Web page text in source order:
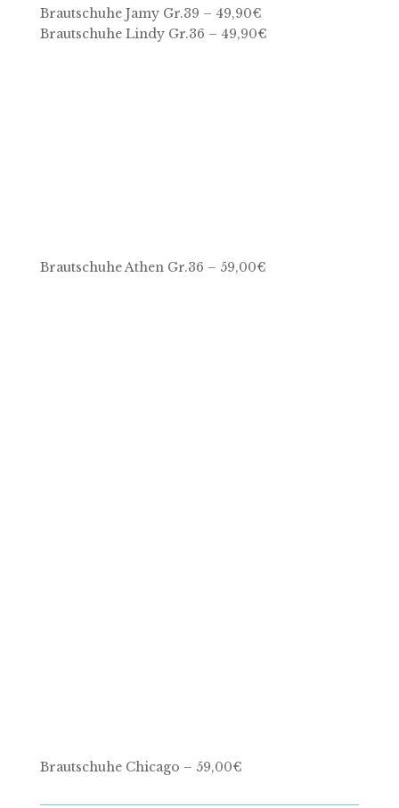
Brautschuhe Jamy Gr.39 – 49,90€
Brautschuhe Lindy Gr.36 – 49,90€
Brautschuhe Athen Gr.36 – 59,00€
Brautschuhe Chicago – 59,00€